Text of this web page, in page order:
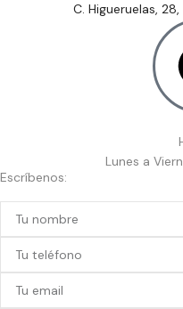
C. Higueruelas,
Lunes a
Escríbenos: